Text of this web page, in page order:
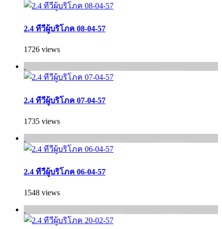
2.4 ทีวีผู้บริโภค 08-04-57
1726 views
2.4 ทีวีผู้บริโภค 07-04-57
1735 views
2.4 ทีวีผู้บริโภค 06-04-57
1548 views